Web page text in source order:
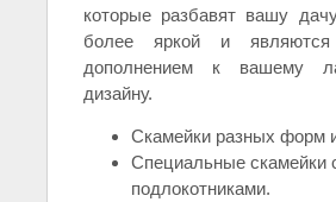
которые разбавят вашу
более яркой и являются
дополнением к вашему
дизайну.
Скамейки разных форм
Специальные скамейки
подлокотниками.